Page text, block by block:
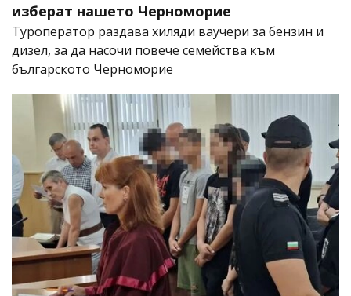
изберат нашето Черноморие
Туроператор раздава хиляди ваучери за бензин и
дизел, за да насочи повече семейства към
българското Черноморие